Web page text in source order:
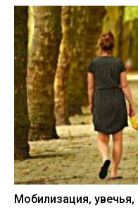
Мобилизация,